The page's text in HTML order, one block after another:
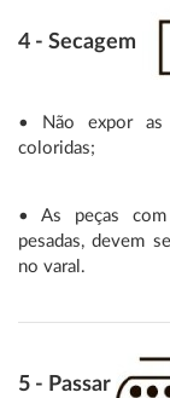
4 - Secagem
• Não expor as
coloridas;
• As peças com
pesadas, devem
no varal.
5 - Passar